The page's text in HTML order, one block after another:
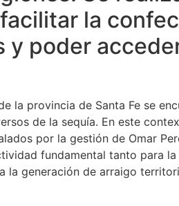
la
y poder
la provincia de Santa Fe se
de la sequía. En este
por la gestión de Omar
fundamental tanto para
la generación de arraigo